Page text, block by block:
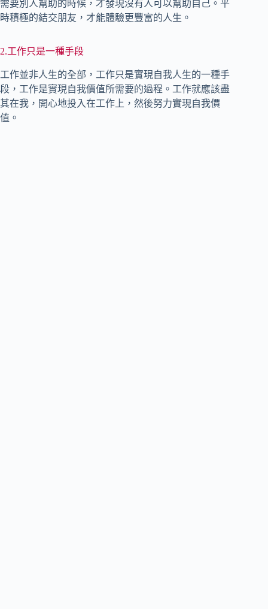
需要別人幫助的時候，才發現沒有人可以幫助自己。平
時積極的結交朋友，才能體驗更豐富的人生。
2.工作只是一種手段
工作並非人生的全部，工作只是實現自我人生的一種手
段，工作是實現自我價值所需要的過程。工作就應該盡
其在我，開心地投入在工作上，然後努力實現自我價
值。